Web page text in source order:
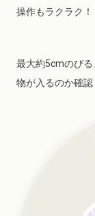
操作もラクラク！
最大約5cmのび
物が入るのか確認